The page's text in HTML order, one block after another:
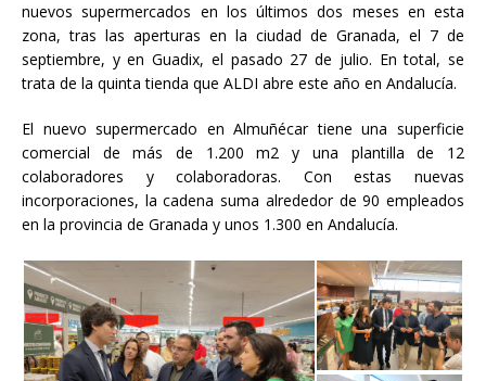
nuevos supermercados en los últimos dos meses en esta
zona, tras las aperturas en la ciudad de Granada, el 7 de
septiembre, y en Guadix, el pasado 27 de julio. En total, se
trata de la quinta tienda que ALDI abre este año en Andalucía.
El nuevo supermercado en Almuñécar tiene una superficie
comercial de más de 1.200 m2 y una plantilla de 12
colaboradores y colaboradoras. Con estas nuevas
incorporaciones, la cadena suma alrededor de 90 empleados
en la provincia de Granada y unos 1.300 en Andalucía.